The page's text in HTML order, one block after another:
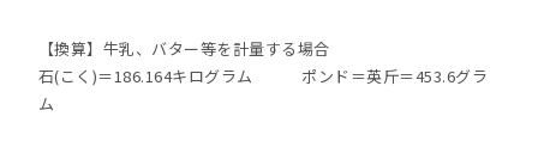
【換算】牛乳、バター等を計量する場合
石(こく)＝186.164キログラム ポンド＝英斤＝453.6グラ
ム